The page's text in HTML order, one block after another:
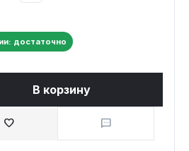
достаточно
В корзину